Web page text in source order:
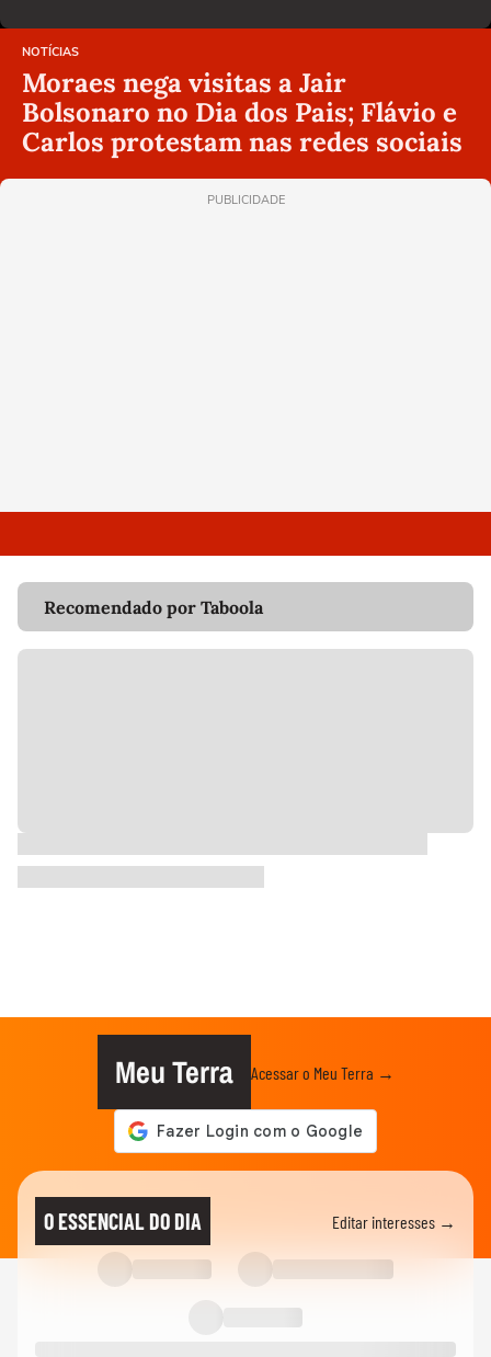
NOTÍCIAS
Moraes nega visitas a Jair
Bolsonaro no Dia dos Pais; Flávio e
Carlos protestam nas redes sociais
PUBLICIDADE
Recomendado por Taboola
Meu Terra Acessar o Meu Terra →
O ESSENCIAL DO DIA Editar interesses →